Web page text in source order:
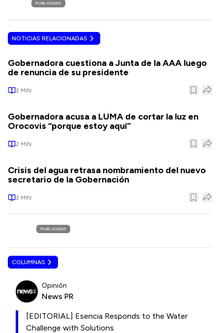
PUBLICIDAD
NOTICIAS RELACIONADAS
Gobernadora cuestiona a Junta de la AAA luego
de renuncia de su presidente
2 MIN
Gobernadora acusa a LUMA de cortar la luz en
Orocovis “porque estoy aquí”
2 MIN
Crisis del agua retrasa nombramiento del nuevo
secretario de la Gobernación
2 MIN
PUBLICIDAD
COLUMNAS
Opinión
News PR
[EDITORIAL] Esencia Responds to the Water
Challenge with Solutions